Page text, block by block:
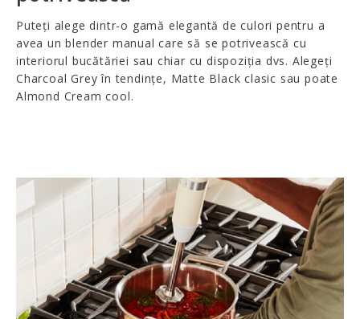
Puteți alege dintr-o gamă elegantă de culori pentru a
avea un blender manual care să se potrivească cu
interiorul bucătăriei sau chiar cu dispoziția dvs. Alegeți
Charcoal Grey în tendințe, Matte Black clasic sau poate
Almond Cream cool.